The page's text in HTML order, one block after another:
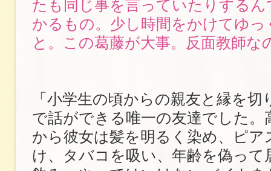
たも同じ事を言っていたりするん
かるもの。少し時間をかけてゆ
と。この葛藤が大事。反面教師な
「小学生の頃からの親友と縁を切
で話ができる唯一の友達でした。
から彼女は髪を明るく染め、ピア
け、タバコを吸い、年齢を偽って